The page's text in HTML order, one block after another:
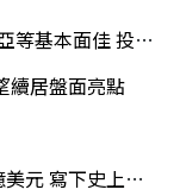
本面佳 投信大買
續居盤面亮點
史上最大單周...